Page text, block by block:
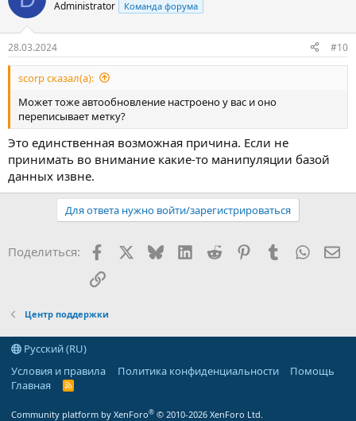
Administrator Команда форума
28.03.2024 #10
scorp сказал(а):
Может тоже автообновление настроено у вас и оно
переписывает метку?
Это единственная возможная причина. Если не
принимать во внимание какие-то манипуляции базой
данных извне.
Для ответа нужно войти/зарегистрироваться
Поделиться: Facebook BlueskyLinkedIn
Reddit PinterestTumblr
Ссылка
Центр поддержки
Русский (RU)
Условия и правила
Политика конфиденциальности
Помощь
Главная
R
Community platform by XenForo® © 2010-2026 XenForo Ltd.